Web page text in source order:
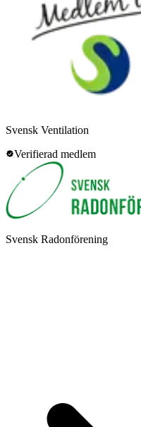
Svensk Ventilation
Verifierad medlem
Svensk Radonförening